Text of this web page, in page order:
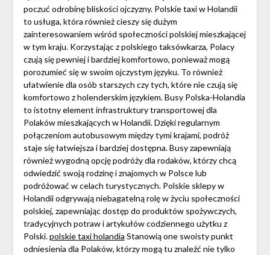
poczuć odrobinę bliskości ojczyzny. Polskie taxi w Holandii
to usługa, która również cieszy się dużym
zainteresowaniem wśród społeczności polskiej mieszkającej
w tym kraju. Korzystając z polskiego taksówkarza, Polacy
czują się pewniej i bardziej komfortowo, ponieważ mogą
porozumieć się w swoim ojczystym języku. To również
ułatwienie dla osób starszych czy tych, które nie czują się
komfortowo z holenderskim językiem. Busy Polska-Holandia
to istotny element infrastruktury transportowej dla
Polaków mieszkających w Holandii. Dzięki regularnym
połączeniom autobusowym między tymi krajami, podróż
staje się łatwiejsza i bardziej dostępna. Busy zapewniają
również wygodną opcję podróży dla rodaków, którzy chcą
odwiedzić swoją rodzinę i znajomych w Polsce lub
podróżować w celach turystycznych. Polskie sklepy w
Holandii odgrywają niebagatelną rolę w życiu społeczności
polskiej, zapewniając dostęp do produktów spożywczych,
tradycyjnych potraw i artykułów codziennego użytku z
Polski.polskie taxi holandia Stanowią one swoisty punkt
odniesienia dla Polaków, którzy mogą tu znaleźć nie tylko